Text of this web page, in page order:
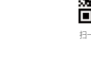
扫